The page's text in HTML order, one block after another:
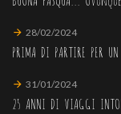
28/02/2024
PRIMA DI PARTIRE PER
31/01/2024
25 ANNI DI VIAGGI